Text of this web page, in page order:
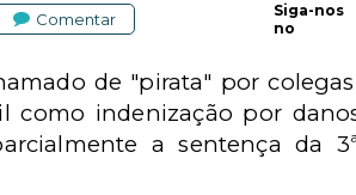
Comentar
Siga-nos
no
de "pirata" por
indenização por
a sentença da